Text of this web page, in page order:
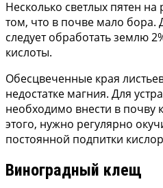
Несколько светлых пятен на
том, что в почве мало бора.
следует обработать землю
кислоты.
Обесцвеченные края
недостатке магния. Для
необходимо внести в
этого, нужно регулярно
постоянной подпитки
Виноградный клещ